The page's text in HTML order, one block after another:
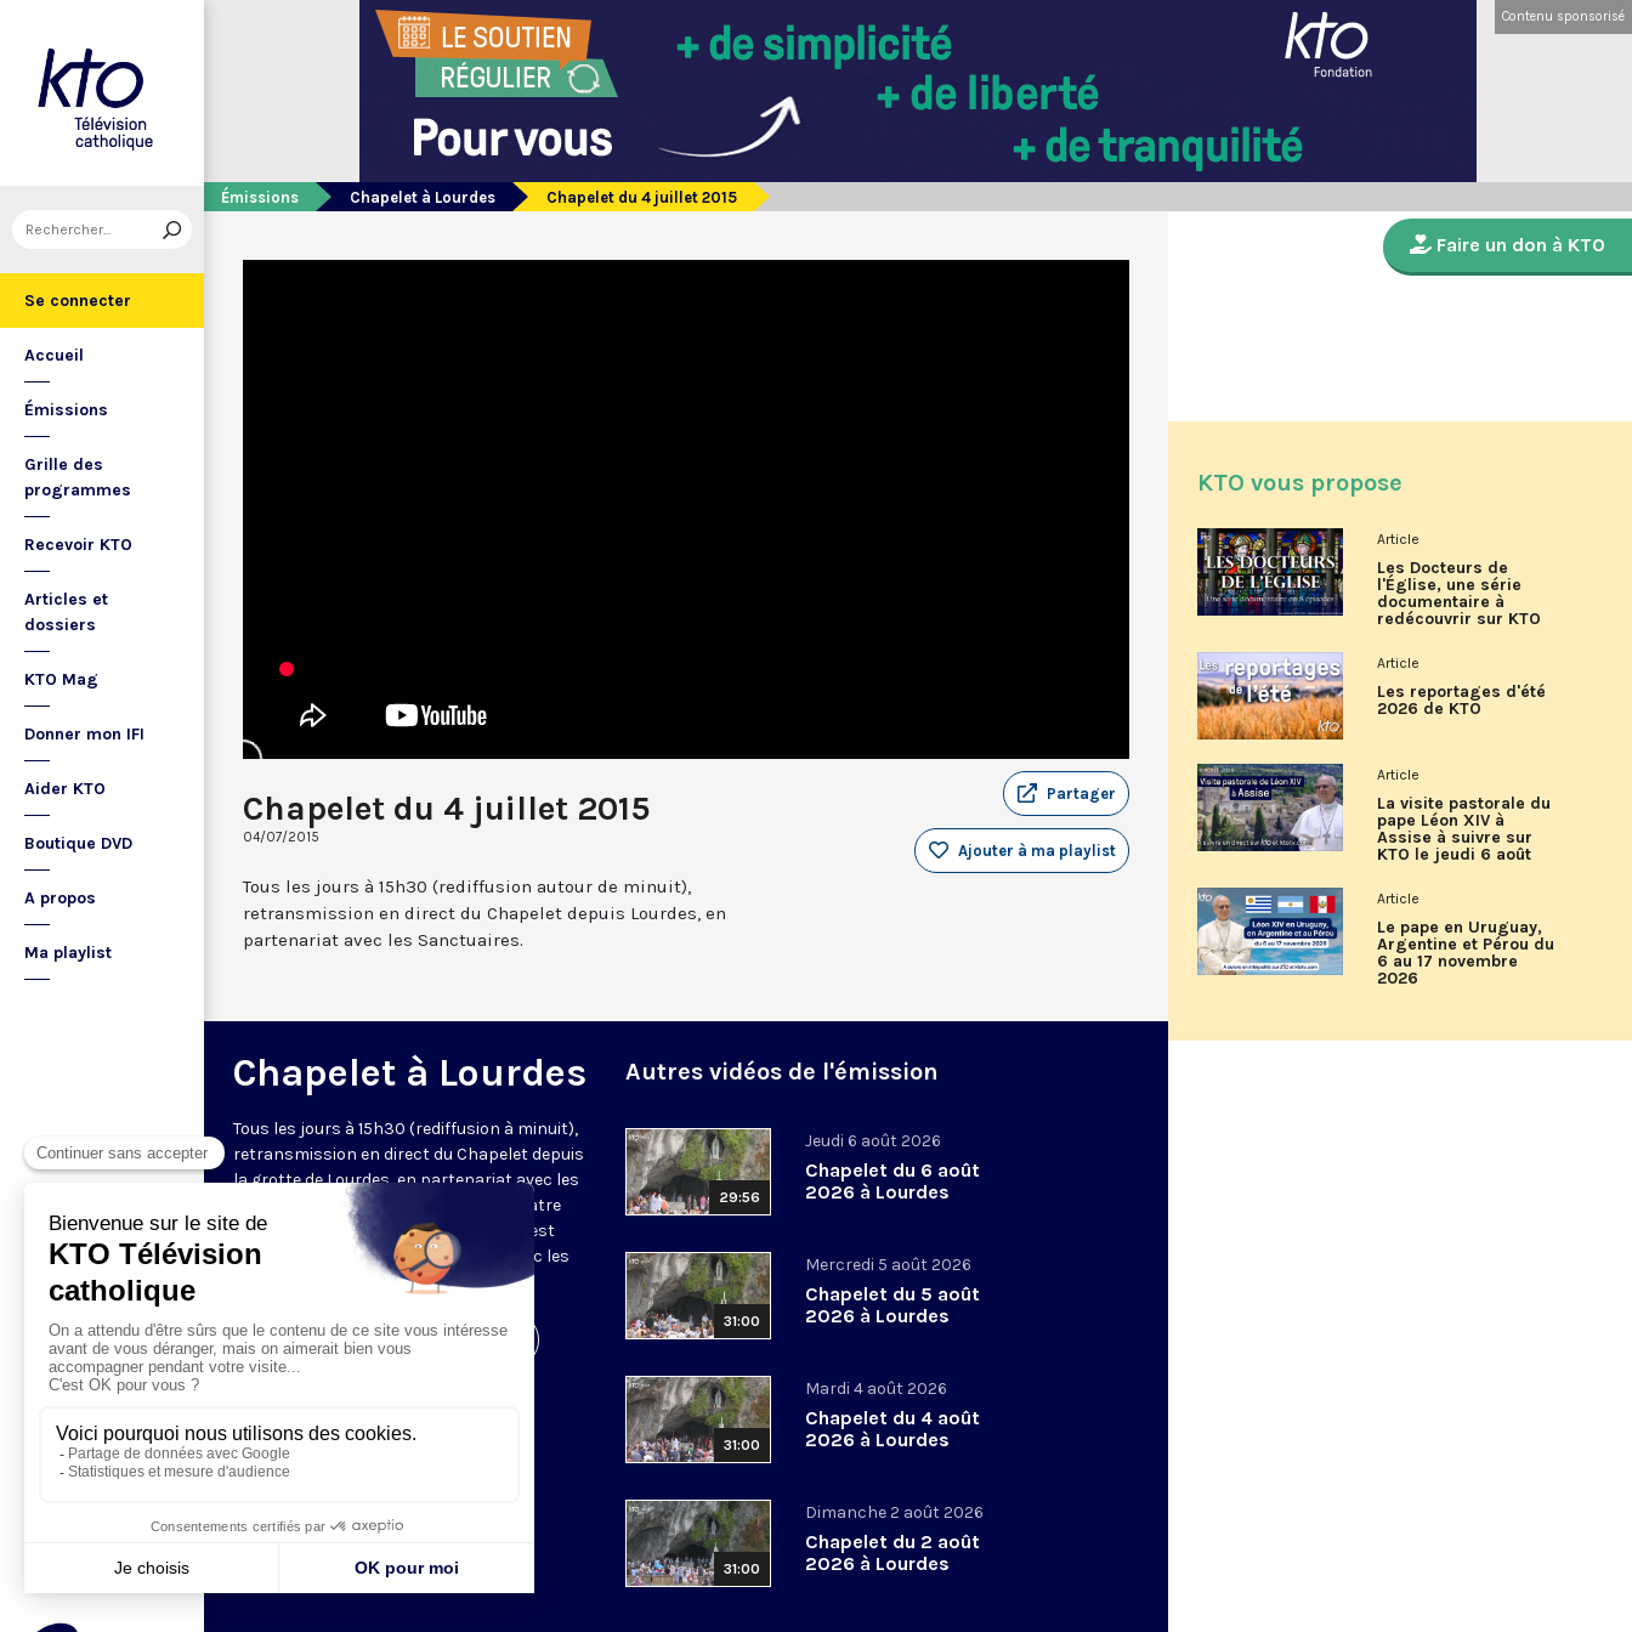
Se connecter
Accueil
Émissions
Grille des
programmes
Recevoir KTO
Articles et
dossiers
KTO Mag
Donner mon IFI
Aider KTO
Boutique DVD
A propos
Ma playlist
Contenu sponsorisé
Émissions Chapelet à Lourdes Chapelet du 4 juillet 2015
Chapelet du 4 juillet 2015
04/07/2015
Partager
Ajouter à ma playlist
Tous les jours à 15h30 (rediffusion autour de minuit),
retransmission en direct du Chapelet depuis Lourdes, en
partenariat avec les Sanctuaires.
Chapelet à Lourdes
Tous les jours à 15h30 (rediffusion à minuit),
retransmission en direct du Chapelet depuis
la grotte de Lourdes, en partenariat avec les
Sanctuaires. Chaque jour, l'une des quatre
méditations des mystères du Rosaire est
proposée en communion de prière avec les
Visiter la page de l'émission
Autres vidéos de l'émission
29:56
Jeudi 6 août 2026
Chapelet du 6 août
2026 à Lourdes
31:00
Mercredi 5 août 2026
Chapelet du 5 août
2026 à Lourdes
31:00
Mardi 4 août 2026
Chapelet du 4 août
2026 à Lourdes
31:00
Dimanche 2 août 2026
Chapelet du 2 août
2026 à Lourdes
Faire un don à KTO
KTO vous propose
Article
Les Docteurs de
l'Église, une série
documentaire à
redécouvrir sur KTO
Article
Les reportages d'été
2026 de KTO
Article
La visite pastorale du
pape Léon XIV à
Assise à suivre sur
KTO le jeudi 6 août
Article
Le pape en Uruguay,
Argentine et Pérou du
6 au 17 novembre
2026